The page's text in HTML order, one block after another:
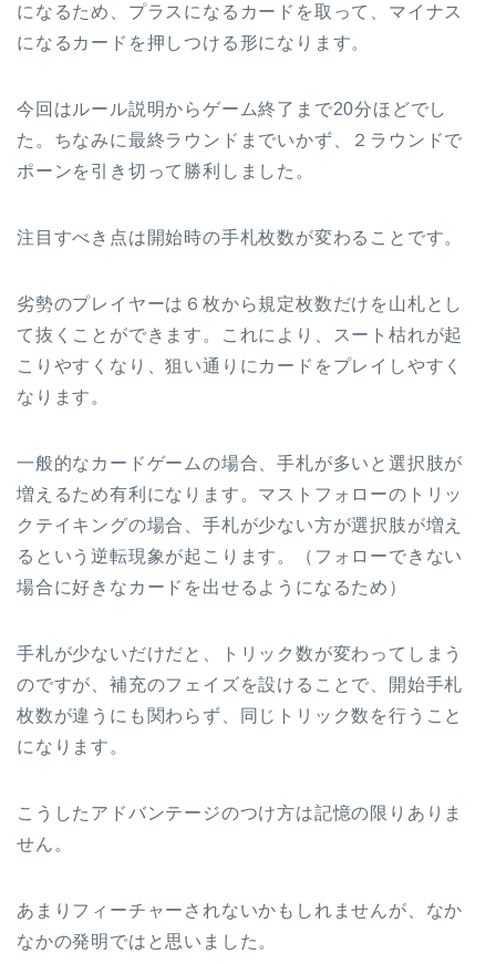
になるため、プラスになるカードを取って、マイナス
になるカードを押しつける形になります。
今回はルール説明からゲーム終了まで20分ほどでし
た。ちなみに最終ラウンドまでいかず、２ラウンドで
ポーンを引き切って勝利しました。
注目すべき点は開始時の手札枚数が変わることです。
劣勢のプレイヤーは６枚から規定枚数だけを山札とし
て抜くことができます。これにより、スート枯れが起
こりやすくなり、狙い通りにカードをプレイしやすく
なります。
一般的なカードゲームの場合、手札が多いと選択肢が
増えるため有利になります。マストフォローのトリッ
クテイキングの場合、手札が少ない方が選択肢が増え
るという逆転現象が起こります。（フォローできない
場合に好きなカードを出せるようになるため）
手札が少ないだけだと、トリック数が変わってしまう
のですが、補充のフェイズを設けることで、開始手札
枚数が違うにも関わらず、同じトリック数を行うこと
になります。
こうしたアドバンテージのつけ方は記憶の限りありま
せん。
あまりフィーチャーされないかもしれませんが、なか
なかの発明ではと思いました。